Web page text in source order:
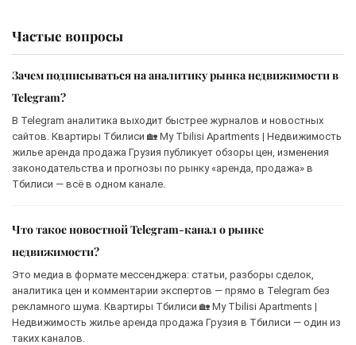
Частые вопросы
Зачем подписываться на аналитику рынка недвижимости в
Telegram?
В Telegram аналитика выходит быстрее журналов и новостных
сайтов. Квартиры Тбилиси 🏡 My Tbilisi Apartments | Недвижимость
жилье аренда продажа Грузия публикует обзоры цен, изменения
законодательства и прогнозы по рынку «аренда, продажа» в
Тбилиси — всё в одном канале.
Что такое новостной Telegram-канал о рынке
недвижимости?
Это медиа в формате мессенджера: статьи, разборы сделок,
аналитика цен и комментарии экспертов — прямо в Telegram без
рекламного шума. Квартиры Тбилиси 🏡 My Tbilisi Apartments |
Недвижимость жилье аренда продажа Грузия в Тбилиси — один из
таких каналов.